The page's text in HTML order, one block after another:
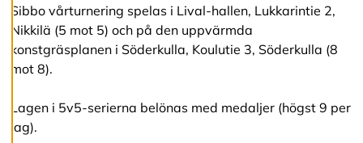
o
k
i
e
s
A
v
Sibbo vårturnering spelas i Lival-hallen, Lukkarintie 2,
Nikkilä (5 mot 5) och på den uppvärmda
konstgräsplanen i Söderkulla, Koulutie 3, Söderkulla (8
mot 8).
Lagen i 5v5-serierna belönas med medaljer (högst 9 per
lag).